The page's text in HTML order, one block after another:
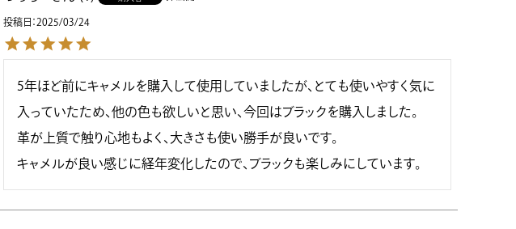
投稿日 2025/03/24
5年ほど前にキャメルを購入して使用していましたが、とても使いやすく気に
入っていたため、他の色も欲しいと思い、今回はブラックを購入しました。
革が上質で触り心地もよく、大きさも使い勝手が良いです。
キャメルが良い感じに経年変化したので、ブラックも楽しみにしています。